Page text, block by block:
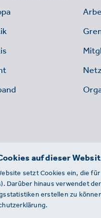
auf dieser
setzt Cookies ein, die
Darüber hinaus verwendet
erstellen zu